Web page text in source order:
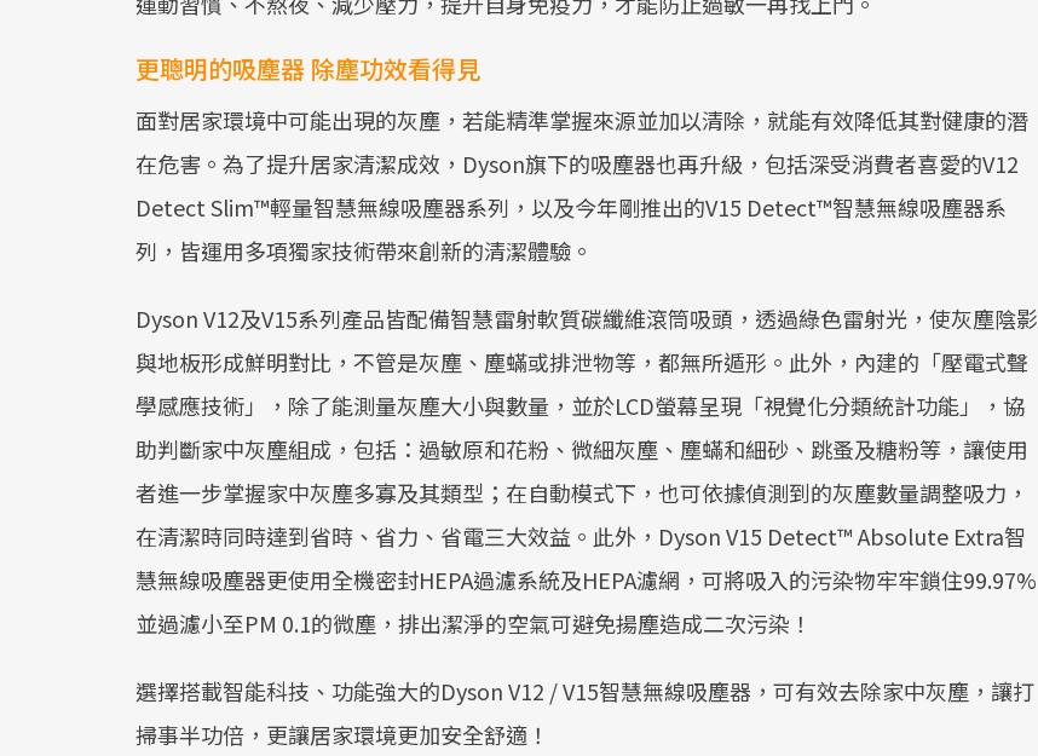
更聰明的吸塵器 除塵功效看得見
面對居家環境中可能出現的灰塵，若能精準掌握來源並加以清除，就能有效降低其對健康的潛
在危害。為了提升居家清潔成效，Dyson旗下的吸塵器也再升級，包括深受消費者喜愛的V12
Detect Slim™輕量智慧無線吸塵器系列，以及今年剛推出的V15 Detect™智慧無線吸塵器系
列，皆運用多項獨家技術帶來創新的清潔體驗。
Dyson V12及V15系列產品皆配備智慧雷射軟質碳纖維滾筒吸頭，透過綠色雷射光，使灰塵陰影
與地板形成鮮明對比，不管是灰塵、塵蟎或排泄物等，都無所遁形。此外，內建的「壓電式聲
學感應技術」，除了能測量灰塵大小與數量，並於LCD螢幕呈現「視覺化分類統計功能」，協
助判斷家中灰塵組成，包括：過敏原和花粉、微細灰塵、塵蟎和細砂、跳蚤及糖粉等，讓使用
者進一步掌握家中灰塵多寡及其類型；在自動模式下，也可依據偵測到的灰塵數量調整吸力，
在清潔時同時達到省時、省力、省電三大效益。此外，Dyson V15 Detect™ Absolute Extra智
慧無線吸塵器更使用全機密封HEPA過濾系統及HEPA濾網，可將吸入的污染物牢牢鎖住99.97%
並過濾小至PM 0.1的微塵，排出潔淨的空氣可避免揚塵造成二次污染！
選擇搭載智能科技、功能強大的Dyson V12 / V15智慧無線吸塵器，可有效去除家中灰塵，讓打
掃事半功倍，更讓居家環境更加安全舒適！